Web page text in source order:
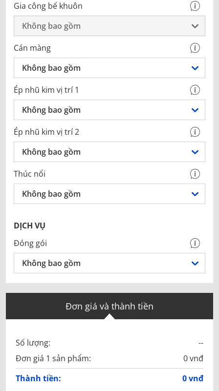
Gia công bế khuôn
Không bao gồm
Cán màng
Không bao gồm
Ép nhũ kim vị trí 1
Không bao gồm
Ép nhũ kim vị trí 2
Không bao gồm
Thúc nổi
Không bao gồm
DỊCH VỤ
Đóng gói
Không bao gồm
Đơn giá và thành tiền
Số lượng:
--
Đơn giá 1 sản phẩm:
0 vnđ
Thành tiền:
0 vnđ